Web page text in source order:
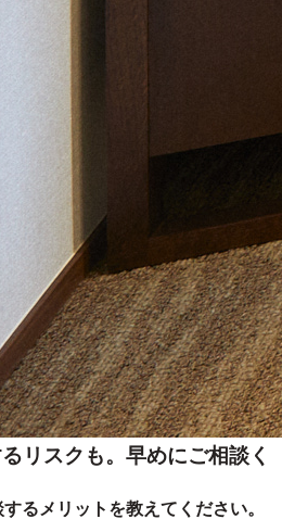
リスクも。早めにご相談く
るメリットを教えてください。